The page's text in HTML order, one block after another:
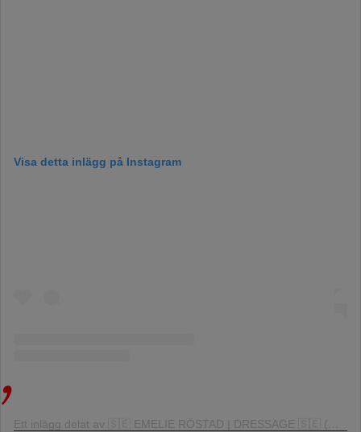
Visa detta inlägg på Instagram
Ett inlägg delat av 🇸🇪 EMELIE RÖSTAD | DRESSAGE 🇸🇪 (@emelie_rostad)